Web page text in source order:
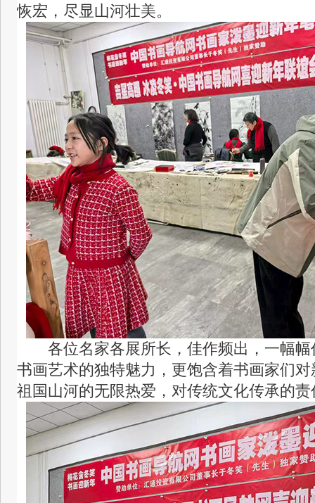
恢宏，尽显山河壮美。
各位名家各展所长，佳作频出，一幅幅
书画艺术的独特魅力，更饱含着书画家们
祖国山河的无限热爱，对传统文化传承的